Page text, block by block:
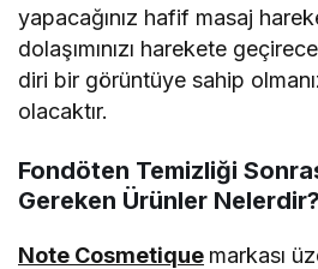
yapacağınız hafif masaj
dolaşımınızı harekete
diri bir görüntüye sahip
olacaktır.
Fondöten Temizliği
Gereken Ürünler Nelerdir?
Note Cosmetique markası